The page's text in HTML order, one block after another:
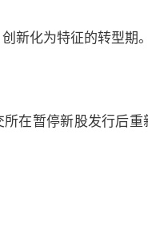
新化为特征的转型期。
在暂停新股发行后重